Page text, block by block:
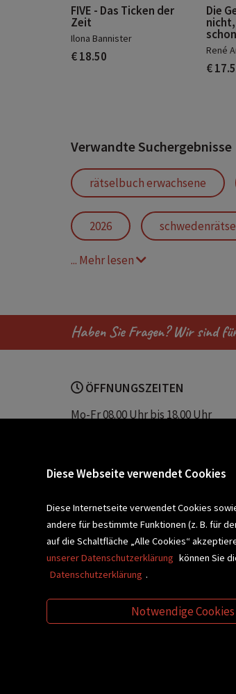
FIVE - Das Ticken der
Zeit
Ilona Bannister
€ 18.50
Die
René
€
Verwandte Suchergebnisse
rätselbuch erwachsene
2026
freizeitbeschäftigung
... Mehr lesen
Haben Sie Fragen? Wir sind
ÖFFNUNGSZEITEN
Mo-Fr 08.00 Uhr bis 18.00 Uhr
Sparkassenplatz 2
BLEIBEN WIR IN KONTAKT!
Diese Webseite verwendet Cookies
Diese Internetseite verwendet Cookies
andere für bestimmte Funktionen (z. B. für
auf die Schaltfläche „Alle Cookies“
unserer Datenschutzerklärung können Sie
Datenschutzerklärung .
Notwendige Cookies